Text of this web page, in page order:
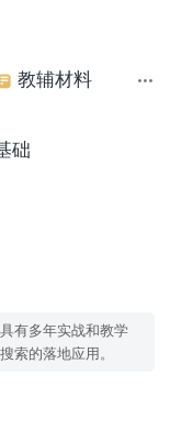
教辅材料
础
有多年实战和教学
索的落地应用。